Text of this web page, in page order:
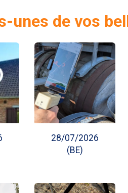
unes de vos
28/07/2026
(BE)